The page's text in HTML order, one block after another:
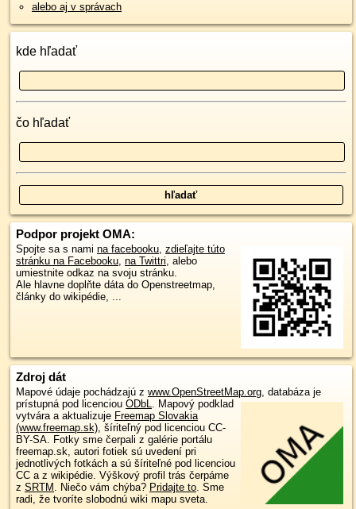
alebo aj v správach
kde hľadať
čo hľadať
Podpor projekt OMA:
Spojte sa s nami na facebooku, zdieľajte túto
stránku na Facebooku, na Twittri, alebo
umiestnite odkaz na svoju stránku.
Ale hlavne doplňte dáta do Openstreetmap,
články do wikipédie, ...
Zdroj dát
Mapové údaje pochádzajú z www.OpenStreetMap.org, databáza je
prístupná pod licenciou ODbL. Mapový podklad
vytvára a aktualizuje Freemap Slovakia
(www.freemap.sk), šíriteľný pod licenciou CC-
BY-SA. Fotky sme čerpali z galérie portálu
freemap.sk, autori fotiek sú uvedení pri
jednotlivých fotkách a sú šíriteľné pod licenciou
CC a z wikipédie. Výškový profil trás čerpáme
z SRTM . Niečo vám chýba? Pridajte to. Sme
radi, že tvoríte slobodnú wiki mapu sveta.